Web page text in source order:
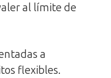
al límite de
a
flexibles.